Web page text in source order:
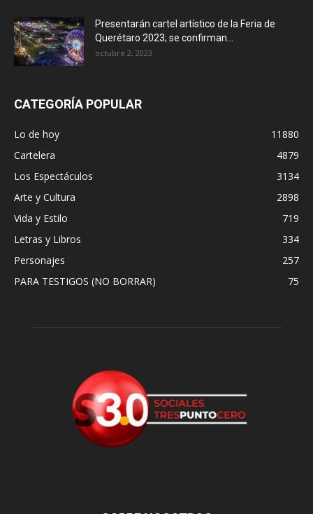
Presentarán cartel artístico de la Feria de
Querétaro 2023; se confirman...
octubre 2, 2023
CATEGORÍA POPULAR
Lo de hoy
11880
Cartelera
4879
Los Espectáculos
3134
Arte y Cultura
2898
Vida y Estilo
719
Letras y Libros
334
Personajes
257
PARA TESTIGOS (NO BORRAR)
75